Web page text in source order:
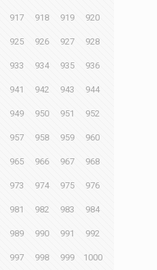
917 918 919 920
925 926 927 928
933 934 935 936
941 942 943 944
949 950 951 952
957 958 959 960
965 966 967 968
973 974 975 976
981 982 983 984
989 990 991 992
997 998 999 1000